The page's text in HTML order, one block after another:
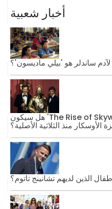
أخبار شعبية
ساندلر هو 'بيلي ماديسون'؟
هل سيكون 'The Rise of Skywalker' أول فيلم من 'حرب
الأوسكار منذ الثلاثية الأصلية؟
الذين لديهم تشانينج تاتوم؟